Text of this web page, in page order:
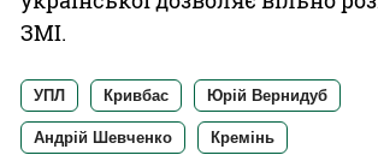
ЗМІ.
УПЛ Кривбас Юрій Вернидуб
Андрій Шевченко Кремінь